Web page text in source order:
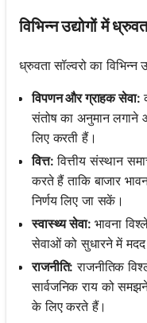
विभिन्न उद्योगों में
ध्रुवता सॉल्वरो का विभिन्न
विपणन और ग्राहक सेवा:
संतोष का अनुमान लगाने
लिए करती हैं।
वित्त: वित्तीय संस्थान
करते हैं ताकि बाजार
निर्णय लिए जा सकें।
स्वास्थ्य सेवा: भावना
सेवाओं को सुधारने में मदद
राजनीति: राजनीतिक
सार्वजनिक राय को
के लिए करते हैं।